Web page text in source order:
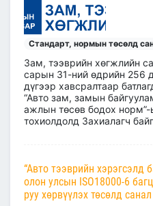
Стандарт, нормын төсөлд
Зам, тээврийн хөгжлийн
сарын 31-ний өдрийн 256
дүгээр хавсралтаар
“Авто зам, замын
ажлын төсөв бодох
тохиолдолд Захиалагч
“Авто тээврийн хэрэгсэлд
олон улсын ISO18000-6
руу хөрвүүлэх төсөлд